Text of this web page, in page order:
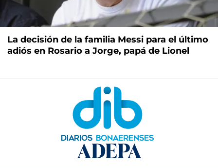
La decisión de la familia Messi para el último
adiós en Rosario a Jorge, papá de Lionel